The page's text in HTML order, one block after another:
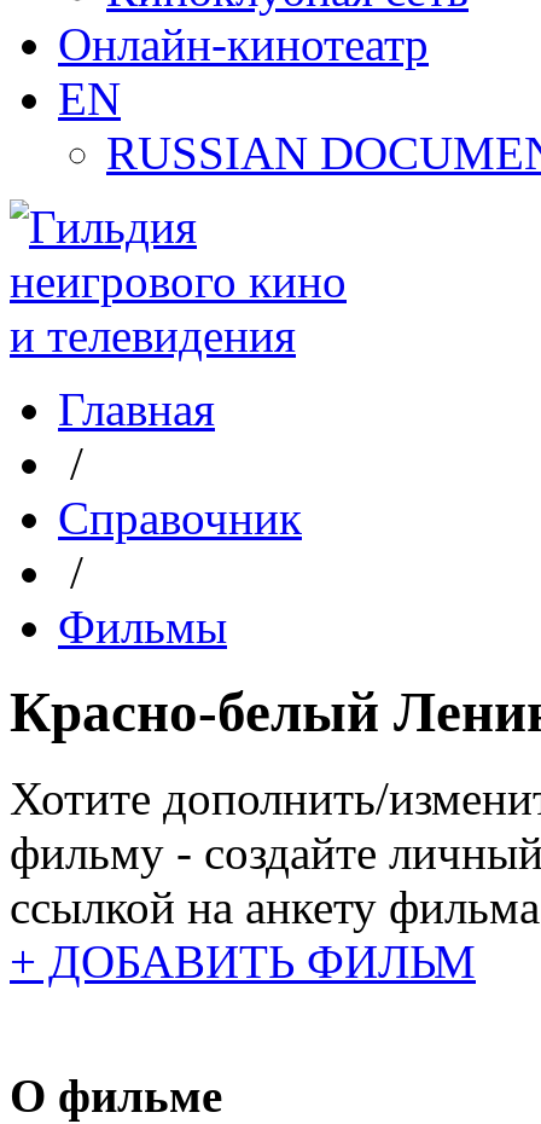
Онлайн-кинотеатр
EN
RUSSIAN
Главная
/
Справочник
/
Фильмы
Красно-белый
Хотите дополнить/
фильму - создайте
ссылкой на анкету
+ ДОБАВИТЬ ФИЛЬМ
О фильме